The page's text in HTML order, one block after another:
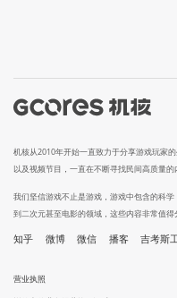
机核从2010年开始一直致力于分享游戏玩家
以及视频节目，一直在不断寻找民间高质量的
我们坚信游戏不止是游戏，游戏中包含的科
到二次元甚至电影的领域，这些内容非常值得
知乎 微博 微信 播客 吉考斯
营业执照